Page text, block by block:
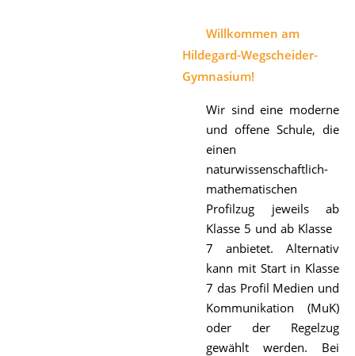
Willkommen am
Hildegard-Wegscheider-
Gymnasium!
Wir sind eine moderne
und offene Schule, die
einen
naturwissenschaftlich-
mathematischen
Profilzug jeweils ab
Klasse 5 und ab Klasse
7 anbietet. Alternativ
kann mit Start in Klasse
7 das Profil Medien und
Kommunikation (MuK)
oder der Regelzug
gewählt werden. Bei